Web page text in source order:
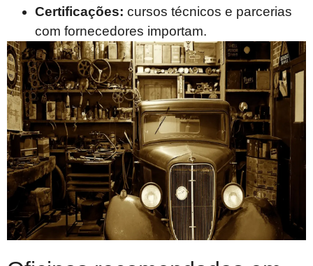
Certificações: cursos técnicos e parcerias
com fornecedores importam.